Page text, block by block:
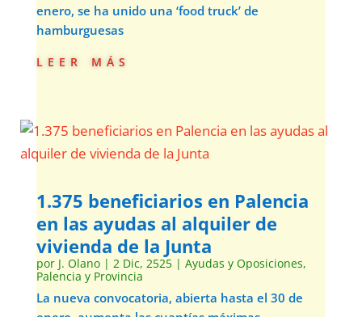
enero, se ha unido una ‘food truck’ de
hamburguesas
leer más
1.375 beneficiarios en Palencia
en las ayudas al alquiler de
vivienda de la Junta
por J. Olano| 2 Dic, 2525| Ayudas y Oposiciones,
Palencia y Provincia
La nueva convocatoria, abierta hasta el 30 de